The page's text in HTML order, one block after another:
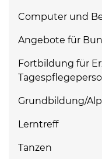
Computer und
Angebote für
Fortbildung für
Grundbildung/
Lerntreff
Tanzen